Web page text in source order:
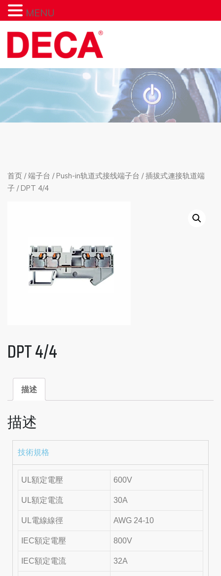
首页 /端子台 /Push-in轨道式接线端子台 /插拔式連接轨道端
子 / DPT 4/4
DPT 4/4
描述
描述
技術規格
UL額定電壓 600V
UL額定電流 30A
UL電線線徑 AWG 24-10
IEC額定電壓 800V
IEC額定電流 32A
MENU